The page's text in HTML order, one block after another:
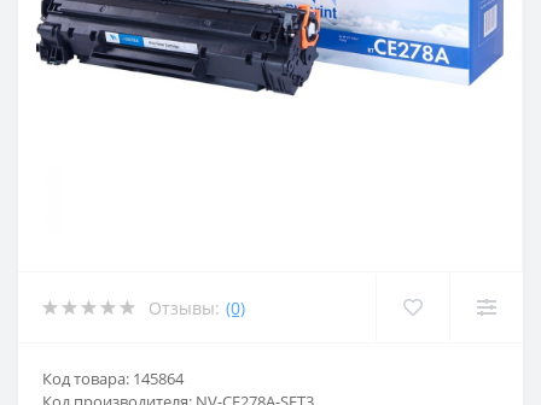
Отзывы: (0)
Код товара: 145864